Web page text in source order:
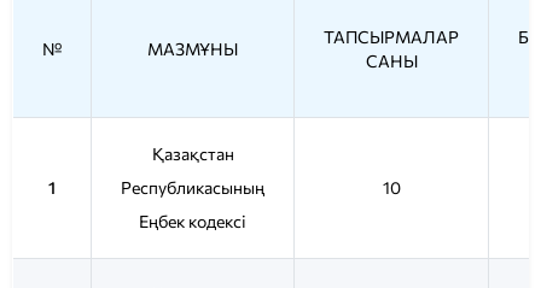
№ МАЗМҰНЫ
ТАПСЫРМАЛАР
САНЫ
1
Қазақстан
Республикасының
Еңбек кодексі
10